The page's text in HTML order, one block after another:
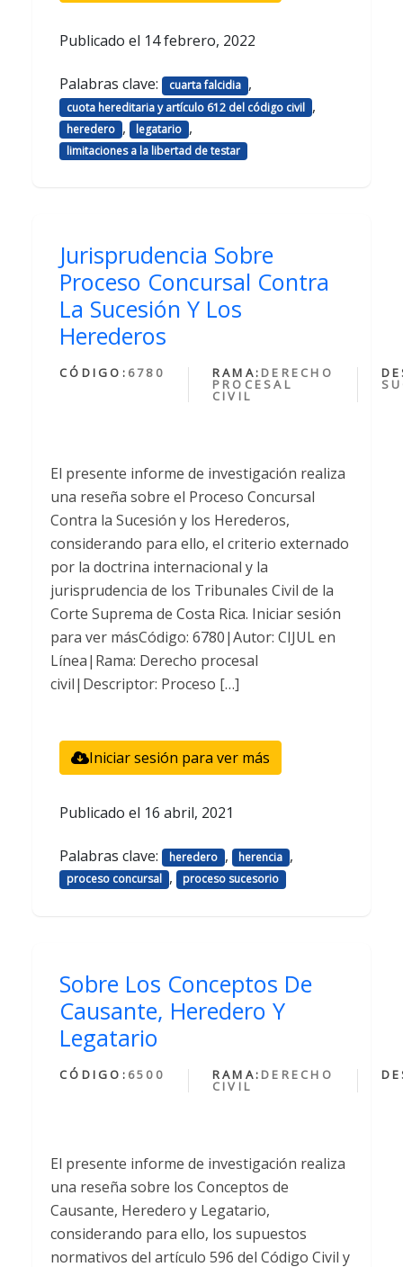
Publicado el 14 febrero, 2022
Palabras clave: cuarta falcidia ,
cuota hereditaria y artículo 612 del código civil ,
heredero , legatario ,
limitaciones a la libertad de testar
Jurisprudencia Sobre
Proceso Concursal Contra
La Sucesión Y Los
Herederos
CÓDIGO: 6780 RAMA: DERECHO
PROCESAL
CIVIL
El presente informe de investigación realiza
una reseña sobre el Proceso Concursal
Contra la Sucesión y los Herederos,
considerando para ello, el criterio externado
por la doctrina internacional y la
jurisprudencia de los Tribunales Civil de la
Corte Suprema de Costa Rica. Iniciar sesión
para ver másCódigo: 6780|Autor: CIJUL en
Línea|Rama: Derecho procesal
civil|Descriptor: Proceso […]
Iniciar sesión para ver más
Publicado el 16 abril, 2021
Palabras clave: heredero , herencia ,
proceso concursal , proceso sucesorio
Sobre Los Conceptos De
Causante, Heredero Y
Legatario
CÓDIGO: 6500 RAMA: DERECHO
CIVIL
El presente informe de investigación realiza
una reseña sobre los Conceptos de
Causante, Heredero y Legatario,
considerando para ello, los supuestos
normativos del artículo 596 del Código Civil y